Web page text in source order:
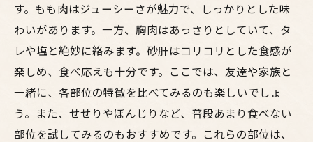
す。もも肉はジューシーさが魅力で、しっかりとした味
わいがあります。一方、胸肉はあっさりとしていて、タ
レや塩と絶妙に絡みます。砂肝はコリコリとした食感が
楽しめ、食べ応えも十分です。ここでは、友達や家族と
一緒に、各部位の特徴を比べてみるのも楽しいでしょ
う。また、せせりやぼんじりなど、普段あまり食べない
部位を試してみるのもおすすめです。これらの部位は、